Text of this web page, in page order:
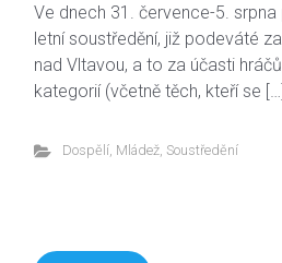
Ve dnech 31. července-5.
letní soustředění, již podeváté
nad Vltavou, a to za účasti
kategorií (včetně těch, kteří se […]
Dospělí, Mládež, Soustředění